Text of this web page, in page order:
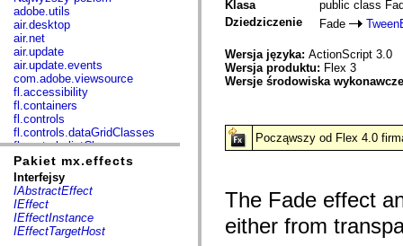
adobe.utils
air.desktop
air.net
air.update
air.update.events
com.adobe.viewsource
fl.accessibility
fl.containers
fl.controls
fl.controls.dataGridClasses
fl.controls.listClasses
fl.controls.progressBarClasses
fl.core
fl.data
fl.display
fl.events
fl.ik
Pakiet mx.effects
Interfejsy
IAbstractEffect
IEffect
IEffectInstance
IEffectTargetHost
Klasa
public class
Dziedziczenie
Fade
Wersja języka: ActionScript 3.0
Wersja produktu: Flex 3
Wersje środowiska
Począwszy od Flex 4.0
The Fade effect
either from